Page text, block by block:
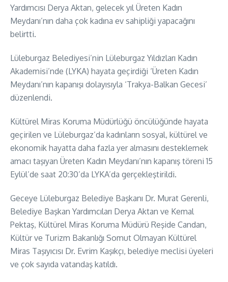
Yardımcısı Derya Aktan, gelecek yıl Üreten Kadın
Meydanı’nın daha çok kadına ev sahipliği yapacağını
belirtti.
Lüleburgaz Belediyesi’nin Lüleburgaz Yıldızları Kadın
Akademisi’nde (LYKA) hayata geçirdiği ‘Üreten Kadın
Meydanı’nın kapanışı dolayısıyla ‘Trakya-Balkan Gecesi’
düzenlendi.
Kültürel Miras Koruma Müdürlüğü öncülüğünde hayata
geçirilen ve Lüleburgaz’da kadınların sosyal, kültürel ve
ekonomik hayatta daha fazla yer almasını desteklemek
amacı taşıyan Üreten Kadın Meydanı’nın kapanış töreni 15
Eylül’de saat 20:30’da LYKA’da gerçekleştirildi.
Geceye Lüleburgaz Belediye Başkanı Dr. Murat Gerenli,
Belediye Başkan Yardımcıları Derya Aktan ve Kemal
Pektaş, Kültürel Miras Koruma Müdürü Reşide Candan,
Kültür ve Turizm Bakanlığı Somut Olmayan Kültürel
Miras Taşıyıcısı Dr. Evrim Kaşıkçı, belediye meclisi üyeleri
ve çok sayıda vatandaş katıldı.